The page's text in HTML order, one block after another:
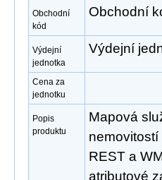
Obchodní
kód
Obchodní
Výdejní
jednotka
Výdejní
Cena za
jednotku
Popis
produktu
Mapová
REST a
atributové